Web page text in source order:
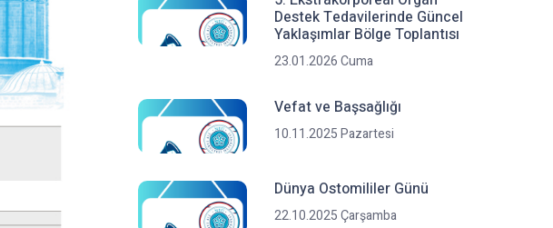
Destek Tedavilerinde Güncel
Yaklaşımlar Bölge Toplantısı
23.01.2026 Cuma
Vefat ve Başsağlığı
10.11.2025 Pazartesi
Dünya Ostomililer Günü
22.10.2025 Çarşamba